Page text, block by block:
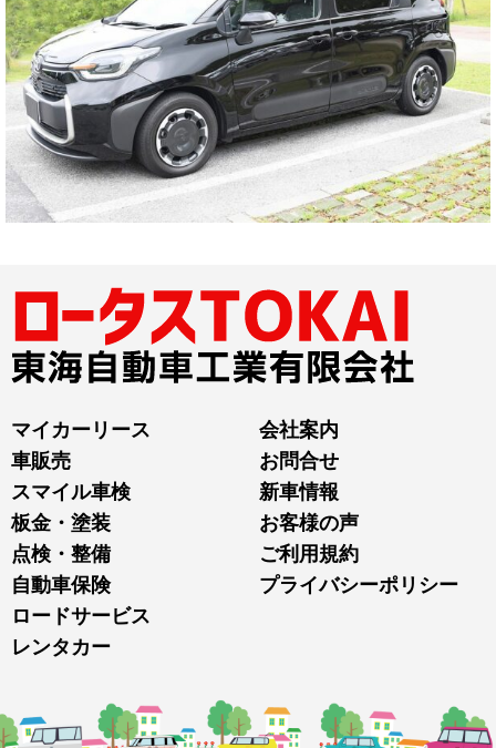
マイカーリース
車販売
スマイル車検
板金・塗装
点検・整備
自動車保険
ロードサービス
レンタカー
会社案内
お問合せ
新車情報
お客様の声
ご利用規約
プライバシーポリシー